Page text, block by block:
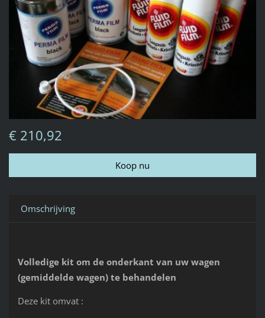
€ 210,92
Omschrijving
Volledige kit om de onderkant van uw wagen
(gemiddelde wagen) te behandelen
Deze kit omvat :